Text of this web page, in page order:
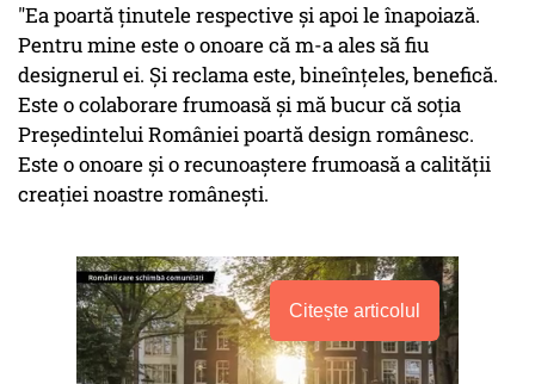
"Ea poartă ținutele respective și apoi le înapoiază.
Pentru mine este o onoare că m-a ales să fiu
designerul ei. Și reclama este, bineînțeles, benefică.
Este o colaborare frumoasă și mă bucur că soția
Președintelui României poartă design românesc.
Este o onoare și o recunoaștere frumoasă a calității
creației noastre românești.
Citește articolul